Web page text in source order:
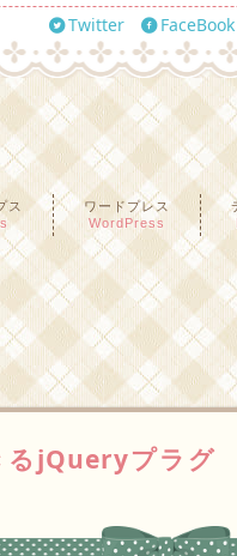
Twitter FaceBook
ス ワードプレス
WordPress
るjQueryプラグ